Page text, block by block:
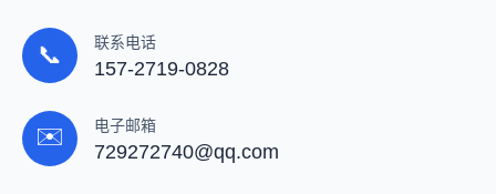
📞 联系电话
157-2719-0828
✉️ 电子邮箱
729272740@qq.com